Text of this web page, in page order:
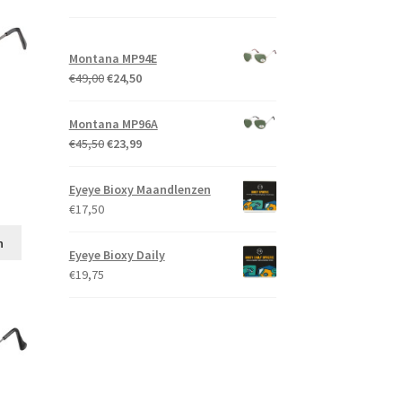
Montana MP94E
€49,00Oorspronkelijke
was:
€49,00.
€24,50Huidige
is:
€24,50.
Montana MP96A
€45,50Oorspronkelijke
was:
€45,50.
€23,99Huidige
is:
Eyeye Bioxy Maandlenzen
€17,50
Eyeye Bioxy Daily
€19,75